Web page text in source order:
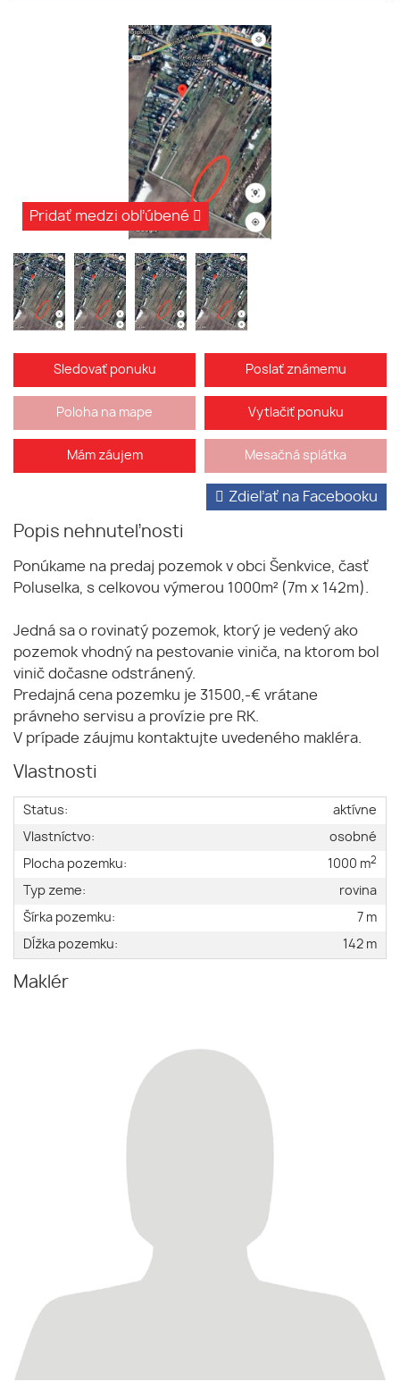
Pridať medzi obľúbené
Sledovať ponuku Poslať známemu
Poloha na mape Vytlačiť ponuku
Mám záujem Mesačná splátka
Popis nehnuteľnosti
Zdieľať na Facebooku
Ponúkame na predaj pozemok v obci Šenkvice, časť
Poluselka, s celkovou výmerou 1000m² (7m x 142m).
Jedná sa o rovinatý pozemok, ktorý je vedený ako
pozemok vhodný na pestovanie viniča, na ktorom bol
vinič dočasne odstránený.
Predajná cena pozemku je 31500,-€ vrátane
právneho servisu a provízie pre RK.
V prípade záujmu kontaktujte uvedeného makléra.
Vlastnosti
Status:
aktívne
Vlastníctvo:
osobné
Plocha pozemku:
1000 m2
Typ zeme:
rovina
Šírka pozemku:
7 m
Dĺžka pozemku:
142 m
Maklér